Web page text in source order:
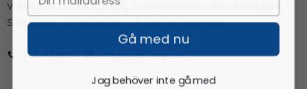
Vi är den lilla cykel och längdbutiken med den stora kunskapen.
Stolt partner åt Vasaloppet och Vansbrosimningen.
023-63862 info@cykellangd.se
Gå med nu
Jag behöver inte gå med